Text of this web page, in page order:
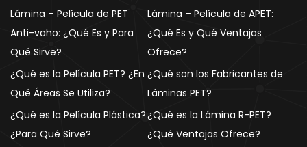
Lámina – Película de PET
Anti-vaho: ¿Qué Es y Para
Qué Sirve?
Lámina – Película de APET:
¿Qué Es y Qué Ventajas
Ofrece?
¿Qué es la Película PET? ¿En
Qué Áreas Se Utiliza?
¿Qué son los Fabricantes de
Láminas PET?
¿Qué es la Película Plástica?
¿Para Qué Sirve?
¿Qué es la Lámina R-PET?
¿Qué Ventajas Ofrece?